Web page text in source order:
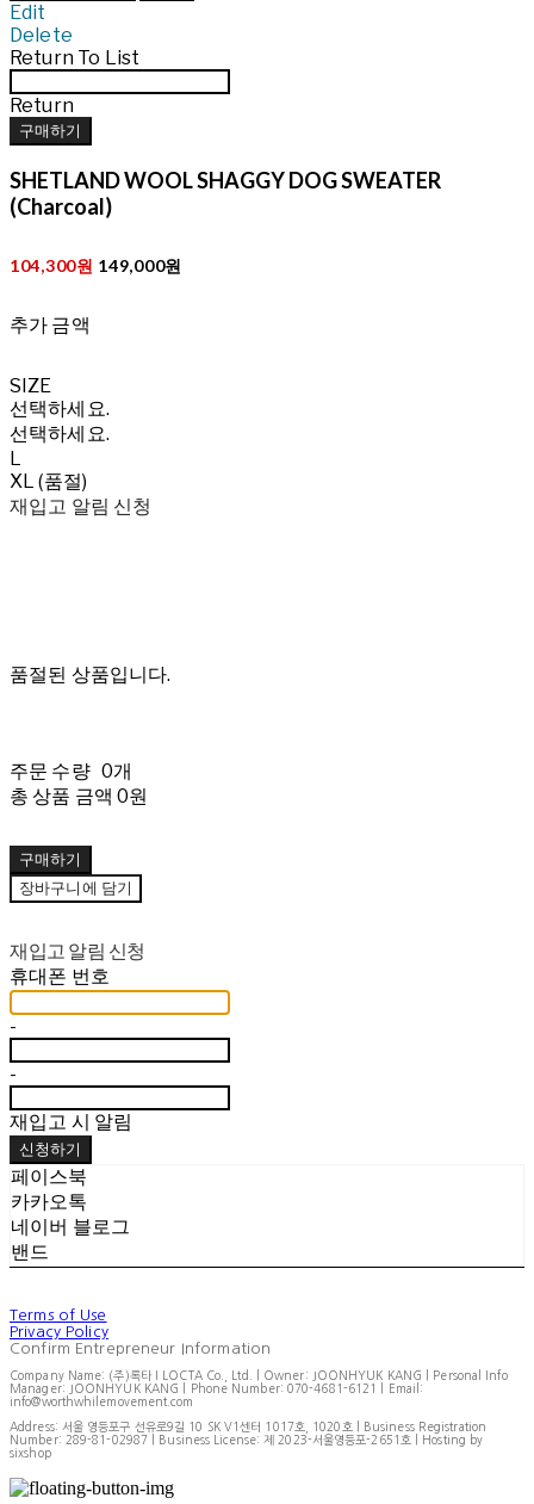
Edit
Delete
Return To List
Return
구매하기
SHETLAND WOOL SHAGGY DOG SWEATER
(Charcoal)
104,300원 149,000원
추가 금액
SIZE
선택하세요.
선택하세요.
L
XL (품절)
재입고 알림 신청
품절된 상품입니다.
주문 수량 0개
총 상품 금액 0원
구매하기
장바구니에 담기
재입고 알림 신청
휴대폰 번호
-
-
재입고 시 알림
신청하기
페이스북
카카오톡
네이버 블로그
밴드
Terms of Use
Privacy Policy
Confirm Entrepreneur Information
Company Name: (주)록타 I LOCTA Co., Ltd. | Owner: JOONHYUK KANG | Personal Info
Manager: JOONHYUK KANG | Phone Number: 070-4681-6121 | Email:
info@worthwhilemovement.com
Address: 서울 영등포구 선유로9길 10 SK V1센터 1017호, 1020호 | Business Registration
Number: 289-81-02987 | Business License:제 2023-서울영등포-2651호 | Hosting by
sixshop